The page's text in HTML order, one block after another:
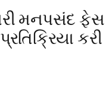
મનપસંદ ફેસ
કરી